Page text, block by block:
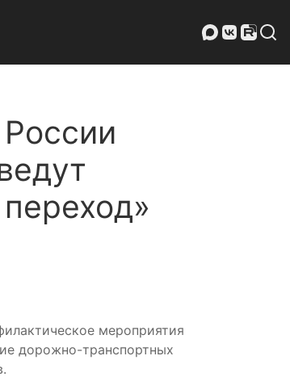
мероприятия
дорожно-транспортных